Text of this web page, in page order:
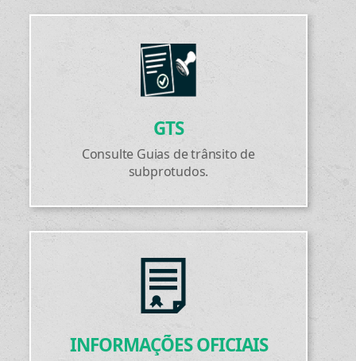
GTS
Consulte Guias de trânsito de
subprotudos.
INFORMAÇÕES OFICIAIS